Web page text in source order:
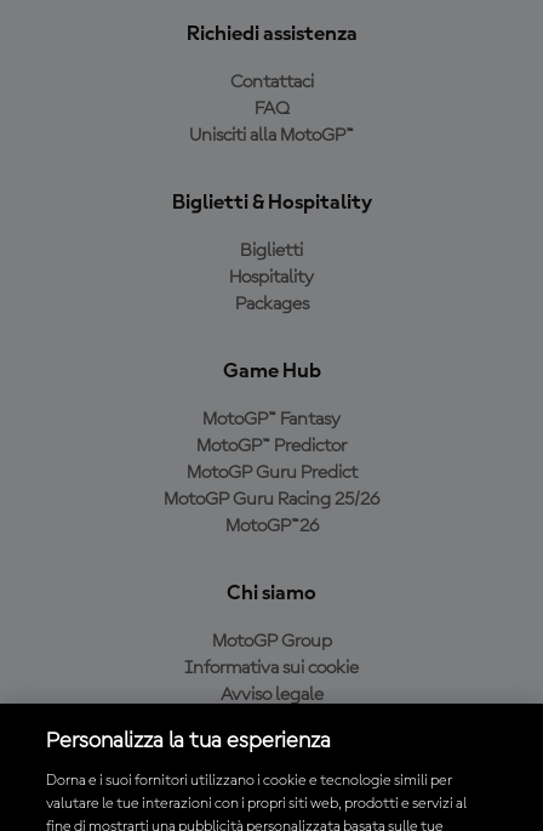
Richiedi assistenza
Contattaci
FAQ
Unisciti alla MotoGP™
Biglietti & Hospitality
Biglietti
Hospitality
Packages
Game Hub
MotoGP™ Fantasy
MotoGP™ Predictor
MotoGP Guru Predict
MotoGP Guru Racing 25/26
MotoGP™26
Chi siamo
MotoGP Group
Informativa sui cookie
Avviso legale
Condizioni di acquisto
Personalizza la tua esperienza
Dorna e i suoi fornitori utilizzano i cookie e tecnologie simili per
valutare le tue interazioni con i propri siti web, prodotti e servizi al
fine di mostrarti una pubblicità personalizzata basata sulle tue